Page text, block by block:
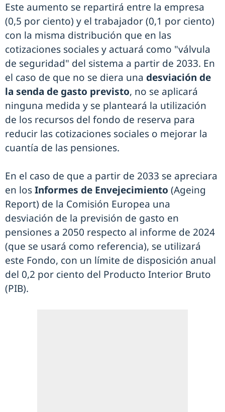
Este aumento se repartirá entre la empresa
(0,5 por ciento) y el trabajador (0,1 por ciento)
con la misma distribución que en las
cotizaciones sociales y actuará como "válvula
de seguridad" del sistema a partir de 2033. En
el caso de que no se diera una desviación de
la senda de gasto previsto, no se aplicará
ninguna medida y se planteará la utilización
de los recursos del fondo de reserva para
reducir las cotizaciones sociales o mejorar la
cuantía de las pensiones.
En el caso de que a partir de 2033 se apreciara
en losInformes de Envejecimiento (Ageing
Report) de la Comisión Europea una
desviación de la previsión de gasto en
pensiones a 2050 respecto al informe de 2024
(que se usará como referencia), se utilizará
este Fondo, con un límite de disposición anual
del 0,2 por ciento del Producto Interior Bruto
(PIB).